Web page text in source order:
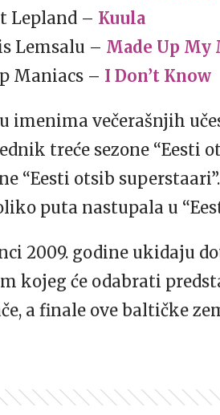
Lepland – Kuula
Lemsalu – Made Up My
Maniacs – I Don’t Know
imenima večerašnjih
treće sezone “Eesti
“Eesti otsib
puta nastupala u
2009. godine ukidaju
kojeg će odabrati
a finale ove baltičke